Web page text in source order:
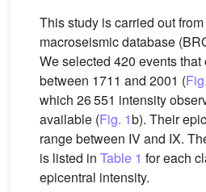
This study is carried out
macroseismic database
We selected 420 events that
between 1711 and 2001 (
which 26 551 intensity
available (Fig. 1b). Their
range between IV and IX.
is listed in Table 1 for each
epicentral intensity.